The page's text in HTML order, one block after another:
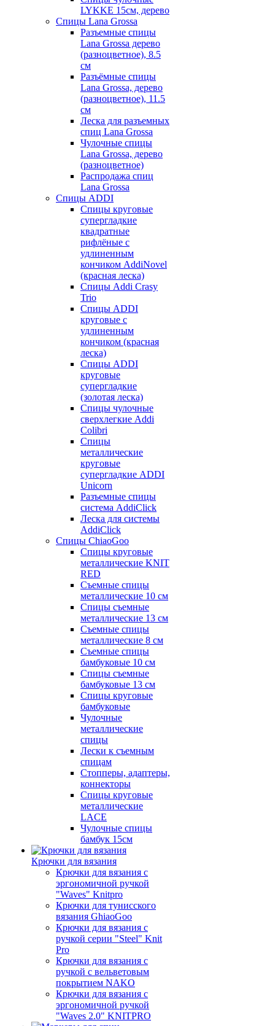
LYKKE 15см, дерево
Спицы Lana Grossa
Разъемные спицы
Lana Grossa дерево
(разноцветное), 8.5
см
Разъёмные спицы
Lana Grossa, дерево
(разноцветное), 11.5
см
Леска для разъемных
спиц Lana Grossa
Чулочные спицы
Lana Grossa, дерево
(разноцветное)
Распродажа спиц
Lana Grossa
Спицы ADDI
Спицы круговые
супергладкие
квадратные
рифлёные с
удлиненным
кончиком AddiNovel
(красная леска)
Спицы Addi Crasy
Trio
Спицы ADDI
круговые с
удлиненным
кончиком (красная
леска)
Спицы ADDI
круговые
супергладкие
(золотая леска)
Спицы чулочные
сверхлегкие Addi
Colibri
Спицы
металлические
круговые
супергладкие ADDI
Unicorn
Разъемные спицы
система AddiClick
Леска для системы
AddiClick
Спицы ChiaoGoo
Спицы круговые
металлические KNIT
RED
Съемные спицы
металлические 10 см
Спицы съемные
металлические 13 см
Съемные спицы
металлические 8 см
Съемные спицы
бамбуковые 10 см
Спицы съемные
бамбуковые 13 см
Спицы круговые
бамбуковые
Чулочные
металлические
спицы
Лески к съемным
спицам
Стопперы, адаптеры,
коннекторы
Спицы круговые
металлические
LACE
Чулочные спицы
бамбук 15см
Крючки для вязания
Крючки для вязания с
эргономичной ручкой
"Waves" Knitpro
Крючки для тунисского
вязания GhiaoGoo
Крючки для вязания с
ручкой серии "Steel" Knit
Pro
Крючки для вязания с
ручкой с вельветовым
покрытием NAKO
Крючки для вязания с
эргономичной ручкой
"Waves 2.0" KNITPRO